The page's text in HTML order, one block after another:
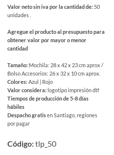
Valor neto sin iva por la cantidad de: 50
unidades .
Agregue el producto al presupuesto para
obtener valor por mayor o menor
cantidad
Tamaño: Mochila: 28 x 42 x 23 cm aprox /
Bolso Accesorios: 26 x 32 x 10 cm aprox.
Colores:Azul | Rojo
Valor considera: logotipo impresión dtf
Tiempos de producción de 5-8 días
hábiles
Despacho gratisen Santiago, regiones
por pagar
Código:tlp_50